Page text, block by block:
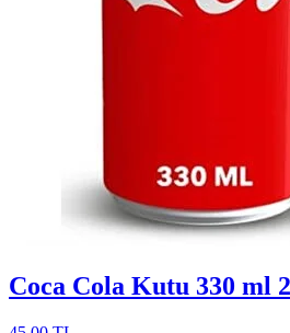
Coca Cola Kutu 330 ml